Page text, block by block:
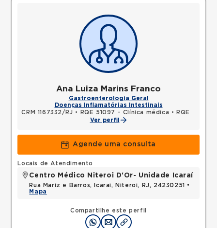
Ana Luiza Marins Franco
Gastroenterologia Geral
Doenças Inflamatórias Intestinais
CRM 1167332/RJ • RQE 51097 - Clínica médica •
RQE 51390 - Gastroenterologia
Ver perfil
Agende uma consulta
Compartilhe este perfil
Locais de Atendimento
Centro Médico Niteroi D'Or- Unidade Icaraí
Rua Mariz e Barros, Icarai, Niteroi, RJ, 24230251 •
Mapa